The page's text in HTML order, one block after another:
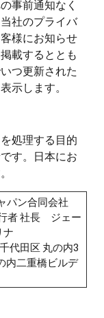
事前通知なく
社のプライバ
様にお知らせ
載するととも
つ更新された
示します。
処理する目的
す。日本にお
パン合同会社
者 社長 ジェー
代田区 丸の内3
内二重橋ビルデ